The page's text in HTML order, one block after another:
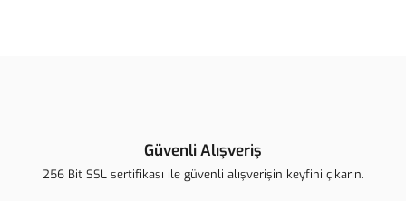
Ürün açıklamasında eksik bilgiler bulunuyor.
Güvenli Alışveriş
256 Bit SSL sertifikası ile güvenli alışverişin keyfini çıkarın.